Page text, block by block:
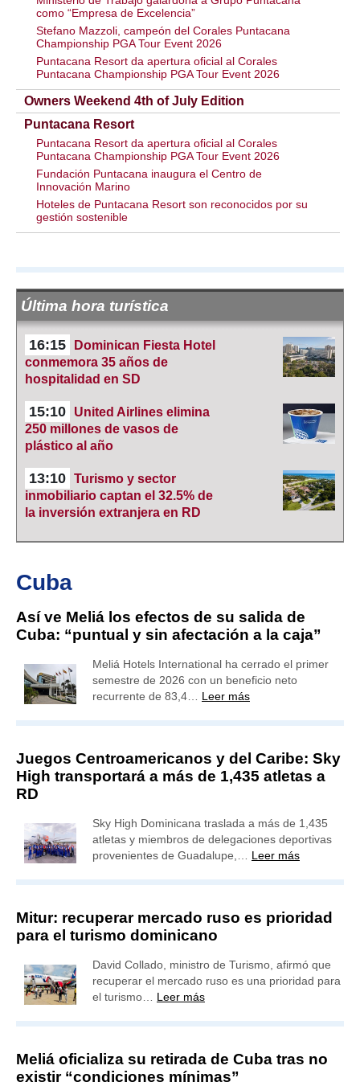
como “Empresa de Excelencia”
Stefano Mazzoli, campeón del Corales Puntacana
Championship PGA Tour Event 2026
Puntacana Resort da apertura oficial al Corales
Puntacana Championship PGA Tour Event 2026
Owners Weekend 4th of July Edition
Puntacana Resort
Puntacana Resort da apertura oficial al Corales
Puntacana Championship PGA Tour Event 2026
Fundación Puntacana inaugura el Centro de
Innovación Marino
Hoteles de Puntacana Resort son reconocidos por su
gestión sostenible
Última hora turística
16:15
Dominican Fiesta Hotel
conmemora 35 años de
hospitalidad en SD
15:10
United Airlines elimina
250 millones de vasos de
plástico al año
13:10 Turismo y sector
inmobiliario captan el 32.5% de
la inversión extranjera en RD
Cuba
Así ve Meliá los efectos de su salida de
Cuba: “puntual y sin afectación a la caja”
Meliá Hotels International ha cerrado el primer
semestre de 2026 con un beneficio neto
recurrente de 83,4… Leer más
Juegos Centroamericanos y del Caribe: Sky
High transportará a más de 1,435 atletas a
RD
Sky High Dominicana traslada a más de 1,435
atletas y miembros de delegaciones deportivas
provenientes de Guadalupe,… Leer más
Mitur: recuperar mercado ruso es prioridad
para el turismo dominicano
David Collado, ministro de Turismo, afirmó que
recuperar el mercado ruso es una prioridad para
el turismo… Leer más
Meliá oficializa su retirada de Cuba tras no
existir “condiciones mínimas”